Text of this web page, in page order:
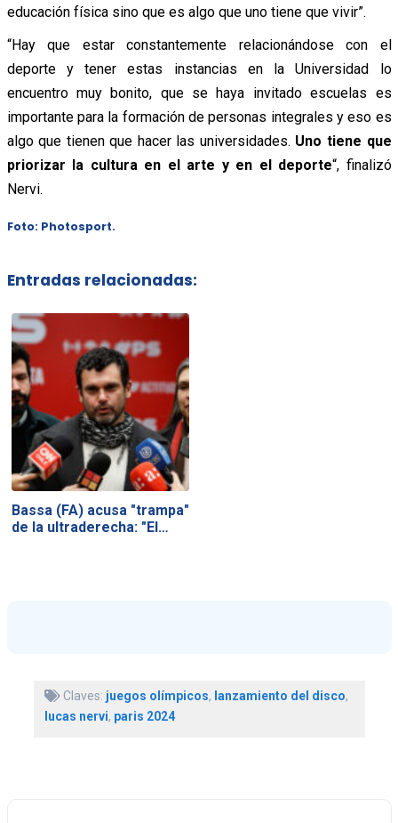
educación física sino que es algo que uno tiene que vivir”.
“Hay que estar constantemente relacionándose con el
deporte y tener estas instancias en la Universidad lo
encuentro muy bonito, que se haya invitado escuelas es
importante para la formación de personas integrales y eso es
algo que tienen que hacer las universidades. Uno tiene que
priorizar la cultura en el arte y en el deporte“, finalizó
Nervi.
Foto: Photosport.
Entradas relacionadas:
Bassa (FA) acusa "trampa"
de la ultraderecha: "El…
Claves: juegos olímpicos, lanzamiento del disco,
lucas nervi, paris 2024